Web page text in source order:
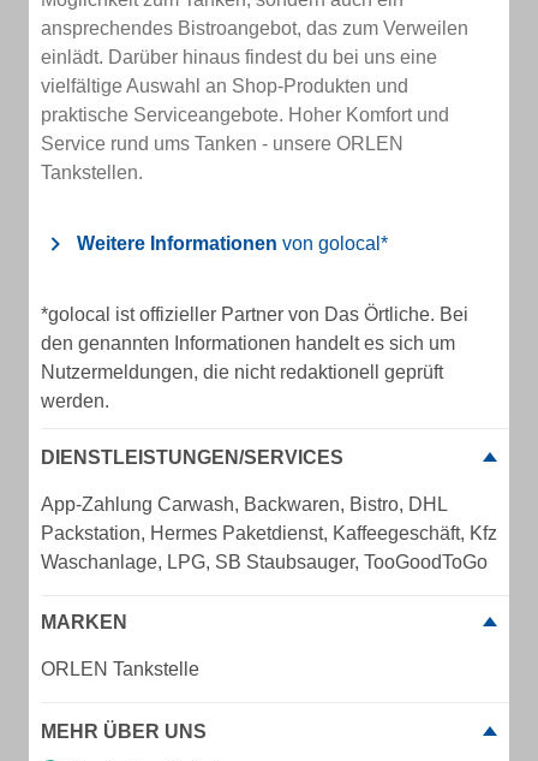
ansprechendes Bistroangebot, das zum Verweilen
einlädt. Darüber hinaus findest du bei uns eine
vielfältige Auswahl an Shop-Produkten und
praktische Serviceangebote. Hoher Komfort und
Service rund ums Tanken - unsere ORLEN
Tankstellen.
Weitere Informationen von golocal*
*golocal ist offizieller Partner von Das Örtliche. Bei
den genannten Informationen handelt es sich um
Nutzermeldungen, die nicht redaktionell geprüft
werden.
DIENSTLEISTUNGEN/SERVICES
App-Zahlung Carwash, Backwaren, Bistro, DHL
Packstation, Hermes Paketdienst, Kaffeegeschäft, Kfz
Waschanlage, LPG, SB Staubsauger, TooGoodToGo
MARKEN
ORLEN Tankstelle
MEHR ÜBER UNS